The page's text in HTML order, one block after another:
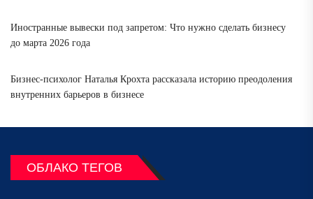
Иностранные вывески под запретом: Что нужно сделать бизнесу
до марта 2026 года
Бизнес-психолог Наталья Крохта рассказала историю преодоления
внутренних барьеров в бизнесе
ОБЛАКО ТЕГОВ